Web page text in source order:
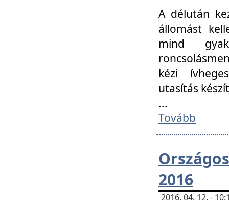
A délután
állomást
mind
kézi
utasítás
...
Tovább
2016
2016. 04. 12. -